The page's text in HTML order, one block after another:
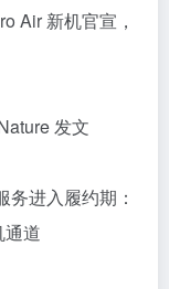
Air 新机官宣，
发文
进入履约期：
道